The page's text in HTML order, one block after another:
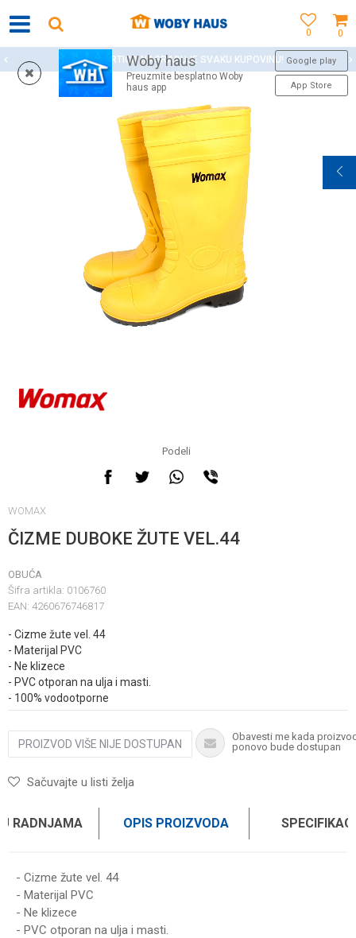
0
0
Woby haus
Preuzmite besplatno Woby
haus app
Google play
App Store
WOBY KARTICA NAGRAĐUJE SVAKU KUPOVINU!
Podeli
WOMAX
ČIZME DUBOKE ŽUTE VEL.44
OBUĆA
Šifra artikla: 0106760
EAN: 4260676746817
- Cizme žute vel. 44
- Materijal PVC
- Ne klizece
- PVC otporan na ulja i masti.
- 100% vodootporne
Obavestite me kada
PROIZVOD VIŠE NIJE DOSTUPAN
Obavesti me kada
ponovo bude dostupan
Sačuvajte u listi želja
RADNJAMA OPIS PROIZVODA
- Cizme žute vel. 44
- Materijal PVC
- Ne klizece
- PVC otporan na ulja i masti.